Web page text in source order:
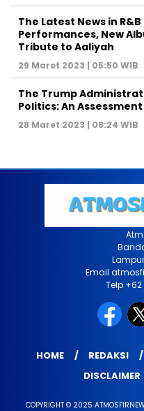
The Latest News in
Performances, New
Tribute to Aaliyah
29 Maret 2023 | 05:50 WIB
The Trump
Politics: An Assessment
28 Maret 2023 | 08:24 WIB
Email
Telp +62
HOME REDAKSI
DISCLAIMER
COPYRIGHT © 2025